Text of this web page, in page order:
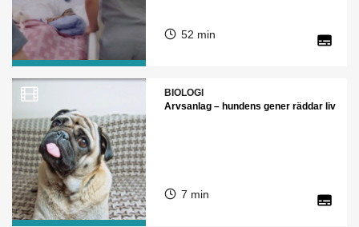
52 min
BIOLOGI
Arvsanlag – hundens gener räddar liv
7 min